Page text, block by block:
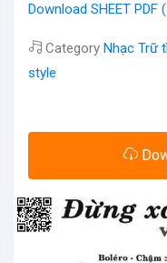
Download SHEET PDF
Category Nhạc Trữ
style